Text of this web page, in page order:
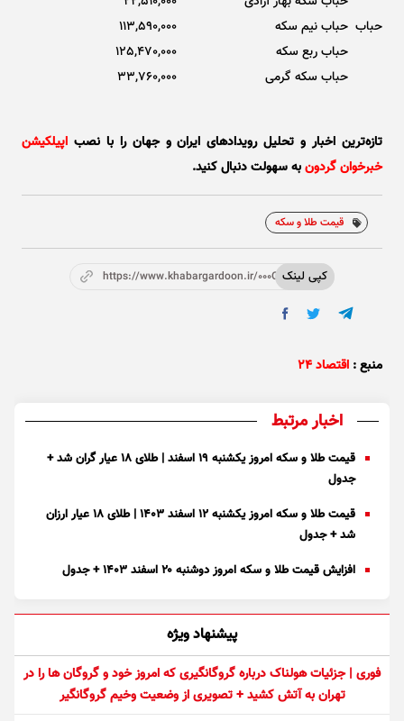
حباب حباب نیم سکه
113,590,000
حباب ربع سکه
125,470,000
حباب سکه گرمی
33,760,000
تازه‌ترین اخبار و تحلیل‌ رویدادهای ایران و جهان را با نصب اپیلکیشن
خبرخوان گردونبه سهولت دنبال کنید.
قیمت طلا و سکه
کپی لینکhttps://www.khabargardoon.ir/000OqJ
منبع : اقتصاد ۲۴
اخبار مرتبط
قیمت طلا و سکه امروز یکشنبه ۱۹ اسفند | طلای ۱۸ عیار گران شد +
جدول
قیمت طلا و سکه امروز یکشنبه ۱۲ اسفند ۱۴۰۳ | طلای ۱۸ عیار ارزان
شد + جدول
افزایش قیمت طلا و سکه امروز دوشنبه ۲۰ اسفند ۱۴۰۳ + جدول
پیشنهاد ویژه
فوری | جزئیات هولناک درباره گروگانگیری که امروز خود و گروگان ها را در
تهران به آتش کشید + تصویری از وضعیت وخیم گروگانگیر